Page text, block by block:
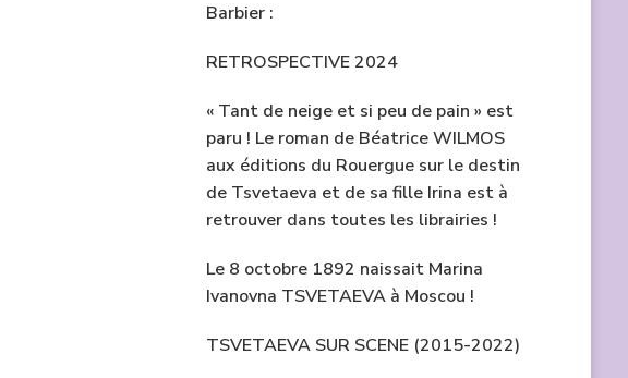
Barbier :
RETROSPECTIVE 2024
« Tant de neige et si peu de pain » est
paru ! Le roman de Béatrice WILMOS
aux éditions du Rouergue sur le destin
de Tsvetaeva et de sa fille Irina est à
retrouver dans toutes les librairies !
Le 8 octobre 1892 naissait Marina
Ivanovna TSVETAEVA à Moscou !
TSVETAEVA SUR SCENE (2015-2022)